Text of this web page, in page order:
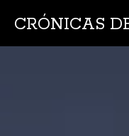
CRÓNICAS